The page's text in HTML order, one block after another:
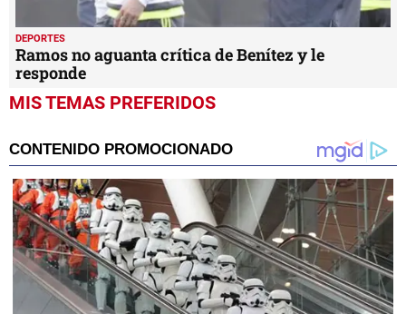
DEPORTES
Ramos no aguanta crítica de Benítez y le
responde
MIS TEMAS PREFERIDOS